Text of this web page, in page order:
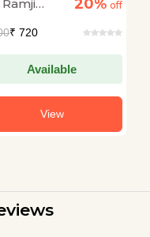
20% off
₹ 720
Available
View